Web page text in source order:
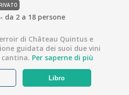
da 2 a 18 persone
di Château Quintus e
guidata dei suoi due vini
cantina. Per saperne di più
Libro